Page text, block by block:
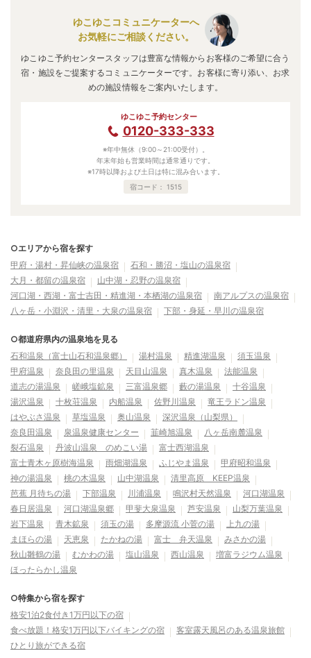
ゆこゆこコミュニケーターへ
お気軽にご相談ください。
ゆこゆこ予約センタースタッフは豊富な情報からお客様のご希望に合う
宿・施設をご提案するコミュニケーターです。お客様に寄り添い、お求
めの施設情報をご案内いたします。
ゆこゆこ予約センター
0120-333-333
※年中無休（9:00～21:00受付）。
年末年始も営業時間は通常通りです。
※17時以降および土日は特に混み合います。
宿コード： 1515
○エリアから宿を探す
甲府・湯村・昇仙峡の温泉宿
石和・勝沼・塩山の温泉宿
大月・都留の温泉宿
山中湖・忍野の温泉宿
河口湖・西湖・富士吉田・精進湖・本栖湖の温泉宿
南アルプスの温泉宿
八ヶ岳・小淵沢・清里・大泉の温泉宿
下部・身延・早川の温泉宿
○都道府県内の温泉地を見る
石和温泉（富士山石和温泉郷）
湯村温泉 精進湖温泉
須玉温泉
甲府温泉
奈良田の里温泉 天目山温泉 真木温泉
法能温泉
道志の湯温泉
嵯峨塩鉱泉 三富温泉郷 藪の湯温泉
十谷温泉
湯沢温泉
十枚荘温泉 内船温泉 佐野川温泉
竜王ラドン温泉
はやぶさ温泉
草塩温泉 奥山温泉
深沢温泉（山梨県）
奈良田温泉
泉温泉健康センター 韮崎旭温泉
八ヶ岳南麓温泉
裂石温泉
丹波山温泉 のめこい湯
富士西湖温泉
富士青木ヶ原樹海温泉
雨畑湖温泉 ふじやま温泉
甲府昭和温泉
神の湯温泉
桃の木温泉 山中湖温泉
清里高原 KEEP温泉
芭蕉 月待ちの湯
下部温泉 川浦温泉 鳴沢村天然温泉
河口湖温泉
春日居温泉
河口湖温泉郷 甲斐大泉温泉 芦安温泉
山梨万葉温泉
岩下温泉
青木鉱泉 須玉の湯 多摩源流 小菅の湯
上九の湯
まほらの湯
天恵泉 たかねの湯 富士 弁天温泉
みさかの湯
秋山雛鶴の湯
むかわの湯 塩山温泉 西山温泉
増富ラジウム温泉
ほったらかし温泉
○特集から宿を探す
格安1泊2食付き1万円以下の宿
食べ放題！格安1万円以下バイキングの宿
客室露天風呂のある温泉旅館
ひとり旅ができる宿